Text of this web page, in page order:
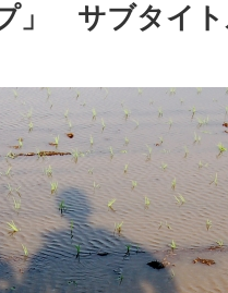
」 サブタイト